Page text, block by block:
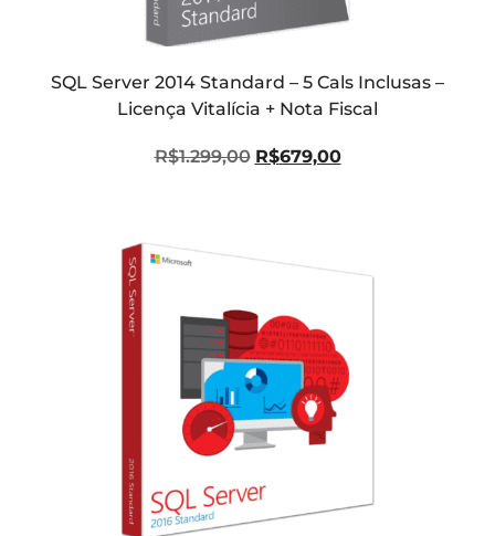
SQL Server 2014 Standard – 5 Cals Inclusas –
Licença Vitalícia + Nota Fiscal
R$1.299,00 R$679,00